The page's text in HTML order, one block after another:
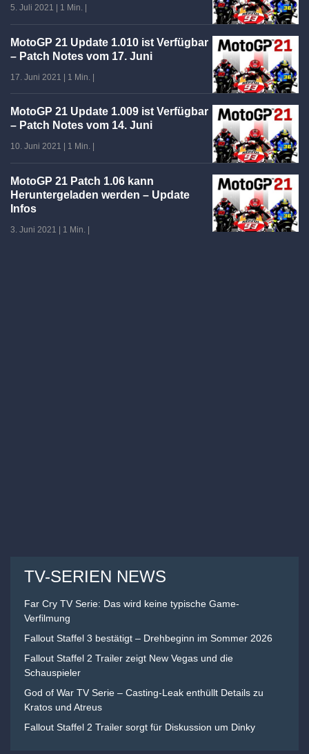
5. Juli 2021 1 Min.
MotoGP 21 Update 1.010 ist Verfügbar
– Patch Notes vom 17. Juni
17. Juni 2021 | 1 Min. |
MotoGP 21 Update 1.009 ist Verfügbar
– Patch Notes vom 14. Juni
10. Juni 2021 1 Min.
MotoGP 21 Patch 1.06 kann
Heruntergeladen werden – Update
Infos
3. Juni 2021 | 1 Min. |
TV-SERIEN NEWS
Far Cry TV Serie: Das wird keine typische Game-
Verfilmung
Fallout Staffel 3 bestätigt – Drehbeginn im Sommer 2026
Fallout Staffel 2 Trailer zeigt New Vegas und die
Schauspieler
God of War TV Serie – Casting-Leak enthüllt Details zu
Kratos und Atreus
Fallout Staffel 2 Trailer sorgt für Diskussion um Dinky